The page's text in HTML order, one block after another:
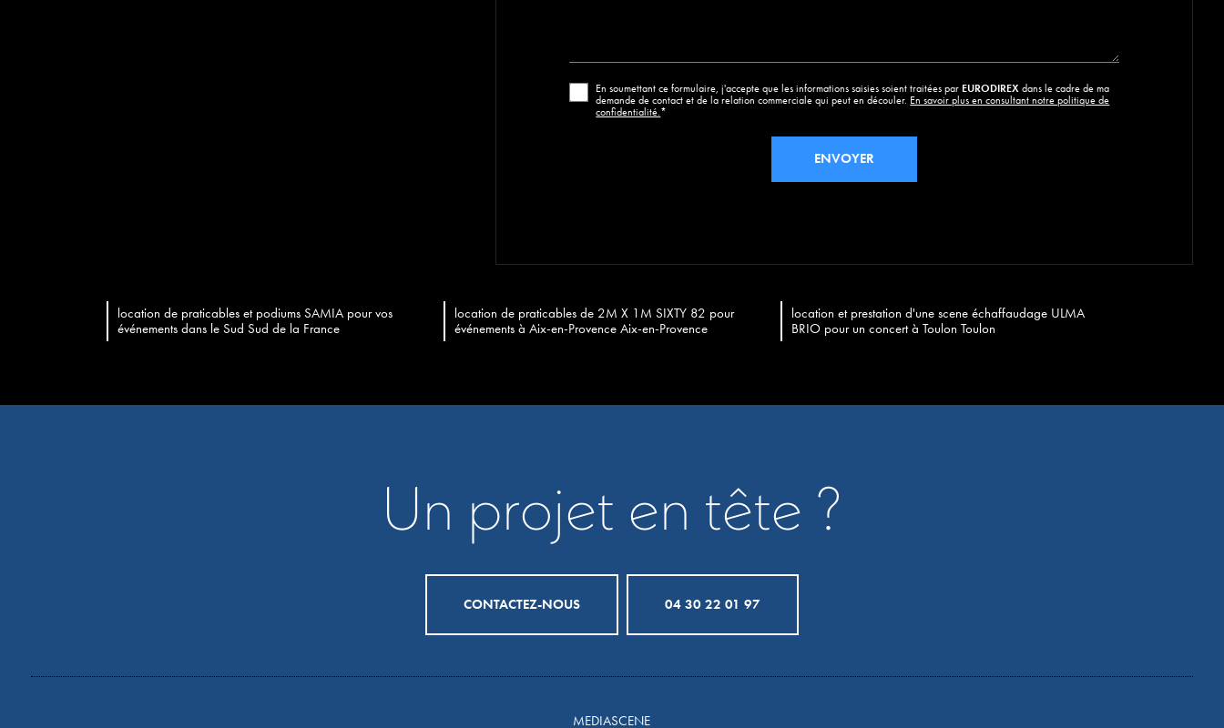
En soumettant ce formulaire, j'accepte que les informations saisies soient traitées parEURODIREXdans le cadre de ma
demande de contact et de la relation commerciale qui peut en découler. En savoir plus en consultant notre politique de
confidentialité.*
location de praticables et podiums SAMIA pour vos
événements dans le Sud Sud de la France
location de praticables de 2M X 1M SIXTY 82 pour
événements à Aix-en-Provence Aix-en-Provence
location et prestation d'une scene échaffaudage ULMA
BRIO pour un concert à Toulon Toulon
Un projet en tête ?
CONTACTEZ-NOUS 04 30 22 01 97
MEDIASCENE